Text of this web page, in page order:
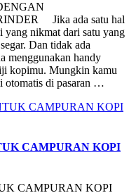
Jika ada satu hal
yang nikmat dari satu yang
Dan tidak ada
menggunakan handy
kopimu. Mungkin kamu
otomatis di pasaran …
CAMPURAN KOPI
CAMPURAN KOPI